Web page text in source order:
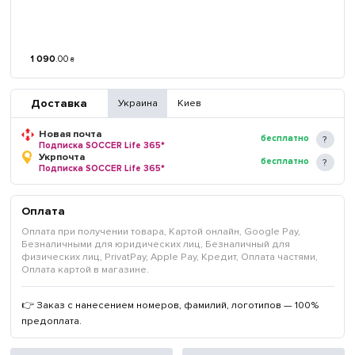
1 090. 00 ₴
Доставка Украина Киев
Новая почта
Подписка SOCCER Life 365*
бесплатно
Укрпочта
Подписка SOCCER Life 365*
бесплатно
Оплата
Оплата при получении товара, Картой онлайн, Google Pay,
Безналичными для юридических лиц, Безналичный для
физических лиц, PrivatPay, Apple Pay, Кредит, Оплата частями,
Оплата картой в магазине.
👉 Заказ с нанесением номеров, фамилий, логотипов — 100%
предоплата.